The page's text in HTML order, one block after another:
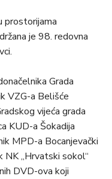
prostorijama
je 98. redovna
Grada
VZG-a Belišće
vijeća grada
KUD-a Šokadija
MPD-a Bocanjevački
NK „Hrvatski sokol“
DVD-ova koji